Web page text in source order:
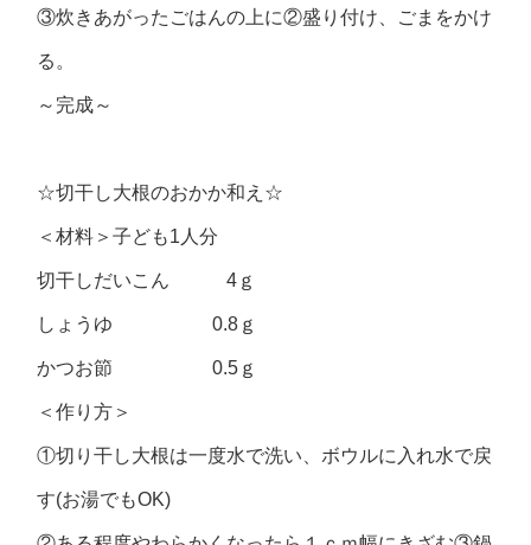
③炊きあがったごはんの上に②盛り付け、ごまをかけ
る。
～完成～
☆切干し大根のおかか和え☆
＜材料＞子ども1人分
切干しだいこん 4ｇ
しょうゆ 0.8ｇ
かつお節 0.5ｇ
＜作り方＞
①切り干し大根は一度水で洗い、ボウルに入れ水で戻
す(お湯でもOK)